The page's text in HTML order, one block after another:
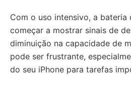
Com o uso intensivo, a bateria
começar a mostrar sinais de
diminuição na capacidade de
pode ser frustrante,
do seu iPhone para tarefas